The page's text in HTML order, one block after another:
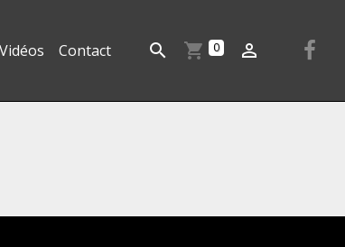
Vidéos Contact 0